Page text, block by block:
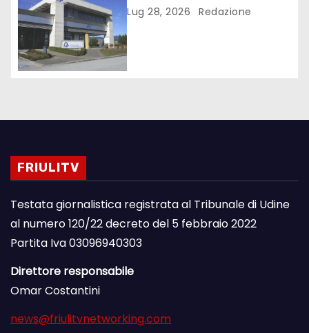
INTERVENTO DEL DIRETTORE
Lug 28, 2026 Redazione
FRIULITV
Testata giornalistica registrata al Tribunale di Udine
al numero 120/22 decreto del 5 febbraio 2022
Partita Iva 03096940303
Direttore responsabile
Omar Costantini
news@friulitvnetworking.com